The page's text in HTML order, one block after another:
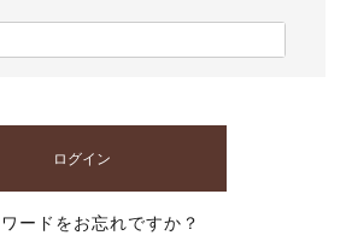
ログイン
ードをお忘れですか？